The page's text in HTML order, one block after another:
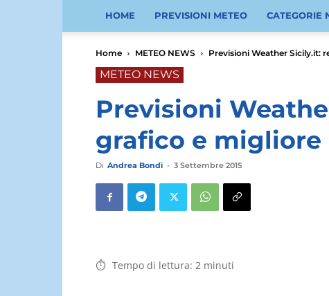
HOME PREVISIONI METEO CATEGORIE
Home METEO NEWS Previsioni Weather Sicily.it:
METEO NEWS
Previsioni
grafico e
Di Andrea Bondì - 3 Settembre 2015
Tempo di lettura: 2 minuti